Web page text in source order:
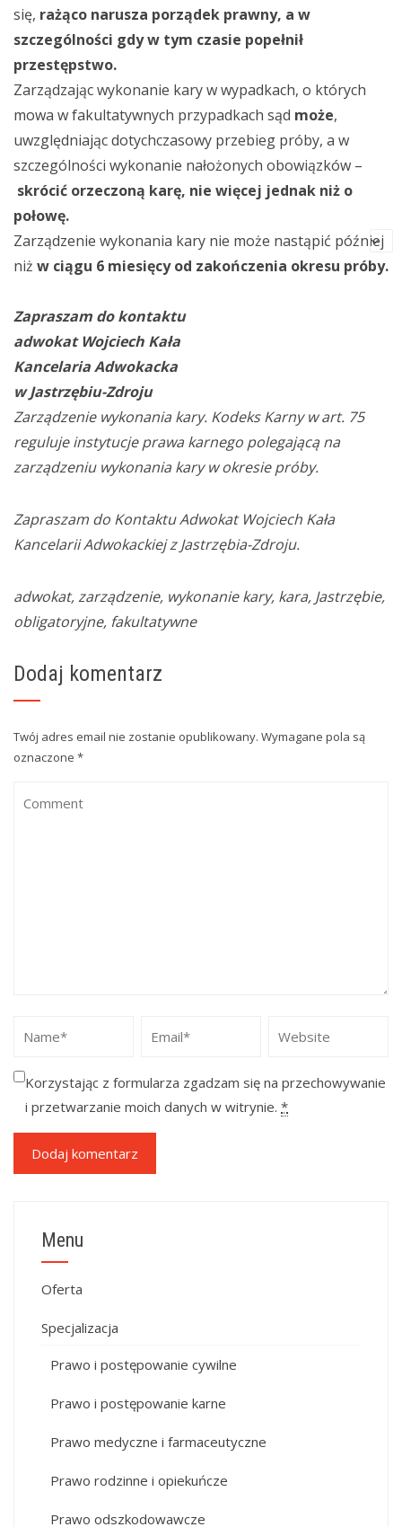
się, rażąco narusza porządek prawny, a w
szczególności gdy w tym czasie popełnił
przestępstwo.
Zarządzając wykonanie kary w wypadkach, o których
mowa w fakultatywnych przypadkach sąd może,
uwzględniając dotychczasowy przebieg próby, a w
szczególności wykonanie nałożonych obowiązków –
skrócić orzeczoną karę, nie więcej jednak niż o
połowę.
Zarządzenie wykonania kary nie może nastąpić później
niż w ciągu 6 miesięcy od zakończenia okresu próby.
Zapraszam do kontaktu
adwokat Wojciech Kała
Kancelaria Adwokacka
w Jastrzębiu-Zdroju
Zarządzenie wykonania kary. Kodeks Karny w art. 75
reguluje instytucje prawa karnego polegającą na
zarządzeniu wykonania kary w okresie próby.
Zapraszam do Kontaktu Adwokat Wojciech Kała
Kancelarii Adwokackiej z Jastrzębia-Zdroju.
adwokat, zarządzenie, wykonanie kary, kara, Jastrzębie,
obligatoryjne, fakultatywne
Dodaj komentarz
Twój adres email nie zostanie opublikowany. Wymagane pola są
oznaczone *
Korzystając z formularza zgadzam się na przechowywanie
i przetwarzanie moich danych w witrynie. *
Menu
Oferta
Specjalizacja
Prawo i postępowanie cywilne
Prawo i postępowanie karne
Prawo medyczne i farmaceutyczne
Prawo rodzinne i opiekuńcze
Prawo odszkodowawcze